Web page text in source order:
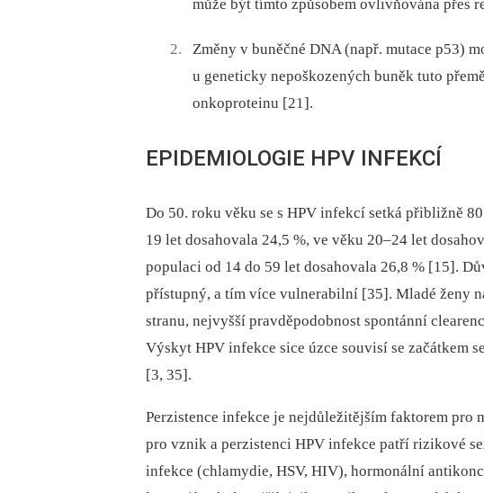
může být tímto způsobem ovlivňována
Změny v buněčné DNA (např. mutace p53)
u geneticky nepoškozených buněk tuto
onkoproteinu [21].
EPIDEMIOLOGIE HPV INFEKCÍ
Do 50. roku věku se s HPV infekcí setká přibližně
19 let dosahovala 24,5 %, ve věku 20–24 let
populaci od 14 do 59 let dosahovala 26,8 % [15].
přístupný, a tím více vulnerabilní [35]. Mladé ženy
stranu, nejvyšší pravděpodobnost spontánní
Výskyt HPV infekce sice úzce souvisí se začátkem
[3, 35].
Perzistence infekce je nejdůležitějším faktorem
pro vznik a perzistenci HPV infekce patří rizikové
infekce (chlamydie, HSV, HIV), hormonální